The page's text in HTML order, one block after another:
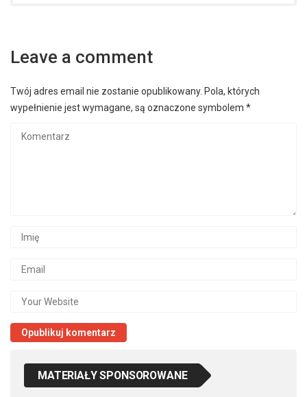
Leave a comment
Twój adres email nie zostanie opublikowany. Pola, których
wypełnienie jest wymagane, są oznaczone symbolem *
MATERIAŁY SPONSOROWANE